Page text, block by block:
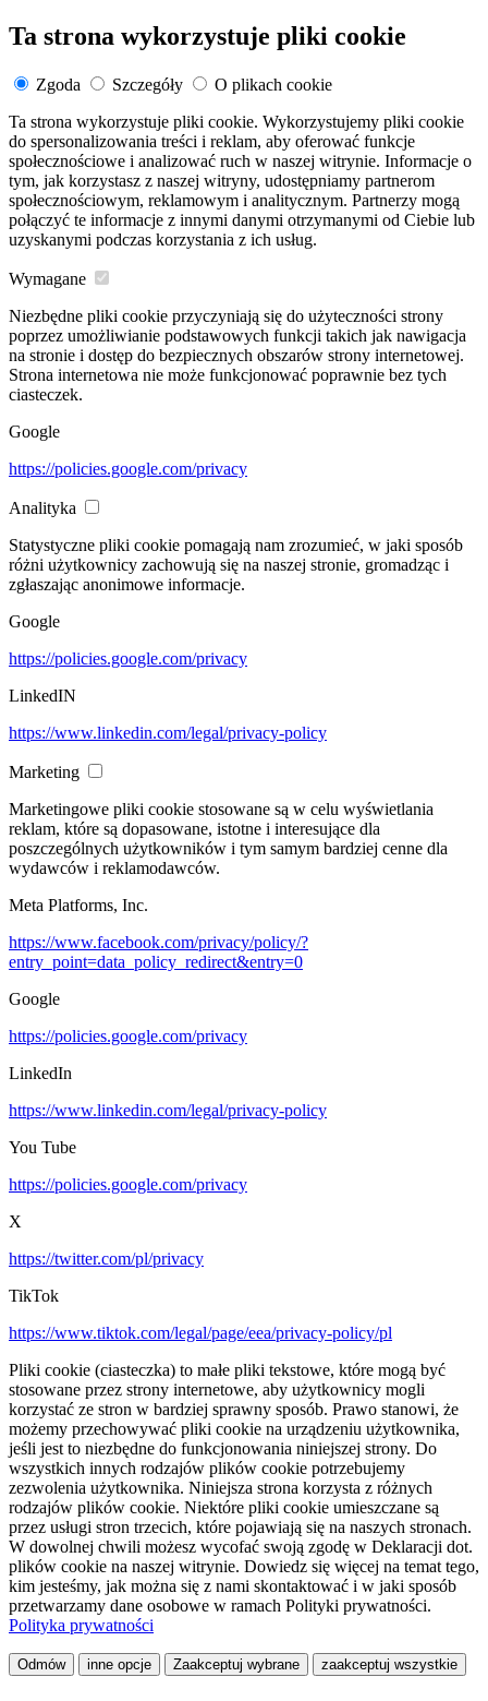
Ta strona wykorzystuje pliki cookie
Zgoda Szczegóły
O plikach cookie
Ta strona wykorzystuje pliki cookie. Wykorzystujemy pliki cookie
do spersonalizowania treści i reklam, aby oferować funkcje
społecznościowe i analizować ruch w naszej witrynie. Informacje o
tym, jak korzystasz z naszej witryny, udostępniamy partnerom
społecznościowym, reklamowym i analitycznym. Partnerzy mogą
połączyć te informacje z innymi danymi otrzymanymi od Ciebie lub
uzyskanymi podczas korzystania z ich usług.
Wymagane
Niezbędne pliki cookie przyczyniają się do użyteczności strony
poprzez umożliwianie podstawowych funkcji takich jak nawigacja
na stronie i dostęp do bezpiecznych obszarów strony internetowej.
Strona internetowa nie może funkcjonować poprawnie bez tych
ciasteczek.
Google
https://policies.google.com/privacy
Analityka
Statystyczne pliki cookie pomagają nam zrozumieć, w jaki sposób
różni użytkownicy zachowują się na naszej stronie, gromadząc i
zgłaszając anonimowe informacje.
Google
https://policies.google.com/privacy
LinkedIN
https://www.linkedin.com/legal/privacy-policy
Marketing
Marketingowe pliki cookie stosowane są w celu wyświetlania
reklam, które są dopasowane, istotne i interesujące dla
poszczególnych użytkowników i tym samym bardziej cenne dla
wydawców i reklamodawców.
Meta Platforms, Inc.
https://www.facebook.com/privacy/policy/?
entry_point=data_policy_redirect&entry=0
Google
https://policies.google.com/privacy
LinkedIn
https://www.linkedin.com/legal/privacy-policy
You Tube
https://policies.google.com/privacy
X
https://twitter.com/pl/privacy
TikTok
https://www.tiktok.com/legal/page/eea/privacy-policy/pl
Pliki cookie (ciasteczka) to małe pliki tekstowe, które mogą być
stosowane przez strony internetowe, aby użytkownicy mogli
korzystać ze stron w bardziej sprawny sposób. Prawo stanowi, że
możemy przechowywać pliki cookie na urządzeniu użytkownika,
jeśli jest to niezbędne do funkcjonowania niniejszej strony. Do
wszystkich innych rodzajów plików cookie potrzebujemy
zezwolenia użytkownika. Niniejsza strona korzysta z różnych
rodzajów plików cookie. Niektóre pliki cookie umieszczane są
przez usługi stron trzecich, które pojawiają się na naszych stronach.
W dowolnej chwili możesz wycofać swoją zgodę w Deklaracji dot.
plików cookie na naszej witrynie. Dowiedz się więcej na temat tego,
kim jesteśmy, jak można się z nami skontaktować i w jaki sposób
przetwarzamy dane osobowe w ramach Polityki prywatności.
Polityka prywatności
Odmów inne opcje Zaakceptuj wybrane zaakceptuj wszystkie